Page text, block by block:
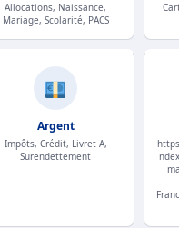
Allocations, Naissance,
Mariage, Scolarité, PACS
Argent
Impôts, Crédit, Livret A,
Surendettement